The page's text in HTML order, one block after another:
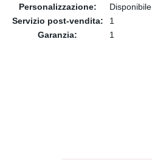
Personalizzazione:
Disponibile
Servizio post-vendita:
1
Garanzia:
1